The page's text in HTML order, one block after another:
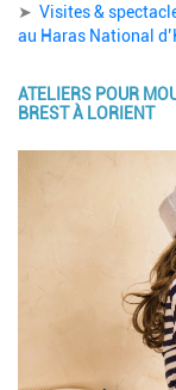
➤ Visites &
au Haras National
ATELIERS POUR
BREST À LORIENT